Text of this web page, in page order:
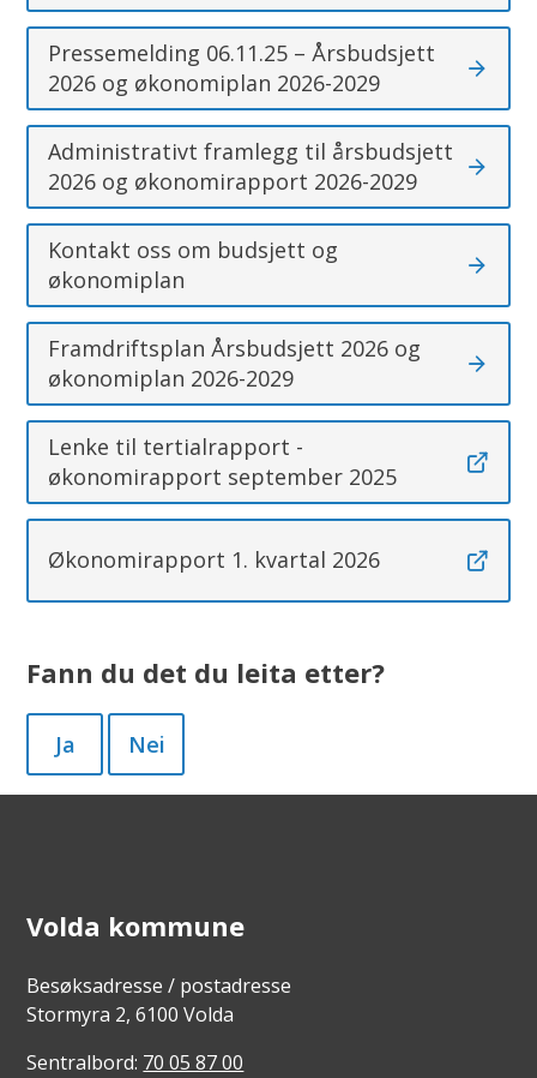
Pressemelding 06.11.25 – Årsbudsjett
2026 og økonomiplan 2026-2029
Administrativt framlegg til årsbudsjett
2026 og økonomirapport 2026-2029
Kontakt oss om budsjett og
økonomiplan
Framdriftsplan Årsbudsjett 2026 og
økonomiplan 2026-2029
Lenke til tertialrapport -
økonomirapport september 2025
Økonomirapport 1. kvartal 2026
Fann du det du leita etter?
Ja Nei
Volda kommune
Besøksadresse / postadresse
Stormyra 2, 6100 Volda
Sentralbord: 70 05 87 00